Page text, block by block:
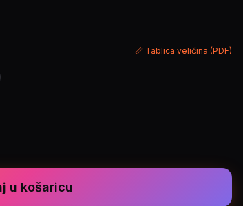
📏 Tablica veličina (PDF)
u košaricu